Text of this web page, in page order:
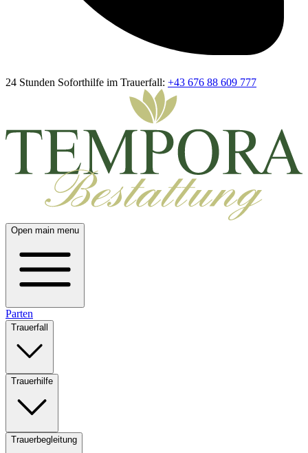
24 Stunden Soforthilfe im Trauerfall: +43 676 88 609 777
Open main menu
Parten
Trauerfall
Trauerhilfe
Trauerbegleitung